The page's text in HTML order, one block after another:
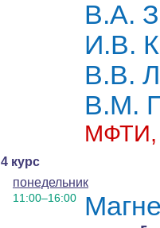
В.А.
И.В.
В.В.
В.М.
МФТИ,
4 курс
понедельник
11:00–16:00